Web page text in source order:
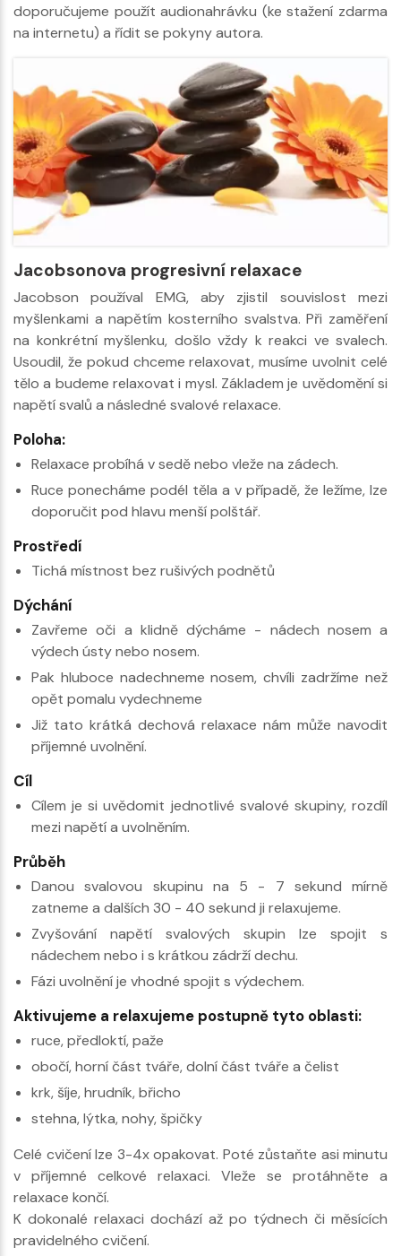
doporučujeme použít audionahrávku (ke stažení zdarma
na internetu) a řídit se pokyny autora.
Jacobsonova progresivní relaxace
Jacobson používal EMG, aby zjistil souvislost mezi
myšlenkami a napětím kosterního svalstva. Při zaměření
na konkrétní myšlenku, došlo vždy k reakci ve svalech.
Usoudil, že pokud chceme relaxovat, musíme uvolnit celé
tělo a budeme relaxovat i mysl. Základem je uvědomění si
napětí svalů a následné svalové relaxace.
Poloha:
Relaxace probíhá v sedě nebo vleže na zádech.
Ruce ponecháme podél těla a v případě, že ležíme, lze
doporučit pod hlavu menší polštář.
Prostředí
Tichá místnost bez rušivých podnětů
Dýchání
Zavřeme oči a klidně dýcháme - nádech nosem a
výdech ústy nebo nosem.
Pak hluboce nadechneme nosem, chvíli zadržíme než
opět pomalu vydechneme
Již tato krátká dechová relaxace nám může navodit
příjemné uvolnění.
Cíl
Cílem je si uvědomit jednotlivé svalové skupiny, rozdíl
mezi napětí a uvolněním.
Průběh
Danou svalovou skupinu na 5 - 7 sekund mírně
zatneme a dalších 30 - 40 sekund ji relaxujeme.
Zvyšování napětí svalových skupin lze spojit s
nádechem nebo i s krátkou zádrží dechu.
Fázi uvolnění je vhodné spojit s výdechem.
Aktivujeme a relaxujeme postupně tyto oblasti:
ruce, předloktí, paže
obočí, horní část tváře, dolní část tváře a čelist
krk, šíje, hrudník, břicho
stehna, lýtka, nohy, špičky
Celé cvičení lze 3-4x opakovat. Poté zůstaňte asi minutu
v příjemné celkové relaxaci. Vleže se protáhněte a
relaxace končí.
K dokonalé relaxaci dochází až po týdnech či měsících
pravidelného cvičení.